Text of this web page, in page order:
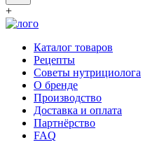
+
Каталог товаров
Рецепты
Советы нутрициолога
О бренде
Производство
Доставка и оплата
Партнёрство
FAQ